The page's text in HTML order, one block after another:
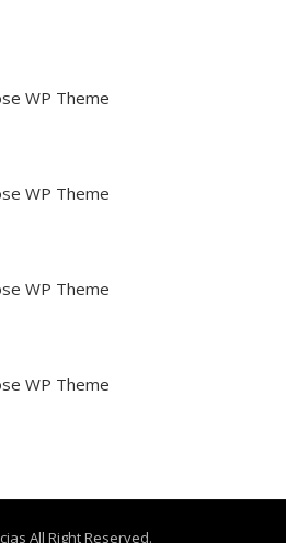
All Right Reserved.